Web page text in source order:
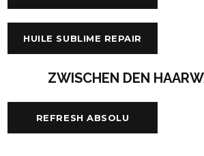
HUILE SUBLIME REPAIR
ZWISCHEN DEN
REFRESH ABSOLU